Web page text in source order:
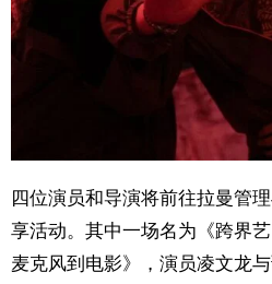
四位演员和导演将前往拉曼管
享活动。其中一场名为《跨界
麦克风到电影》，演员凌文龙